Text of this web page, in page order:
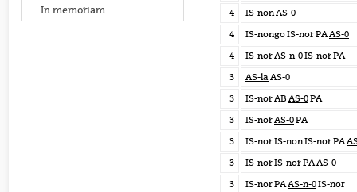
In memoriam
4
IS-nonAS-0
4
IS-nongo IS-nor PAAS-0
4
IS-norAS-n-0IS-nor PA
3
AS-laAS-0
3
IS-nor AB AS-0PA
3
IS-norAS-0PA
3
IS-nor IS-non IS-nor PA
3
IS-nor IS-nor PAAS-0
3
IS-nor PAAS-n-0IS-nor